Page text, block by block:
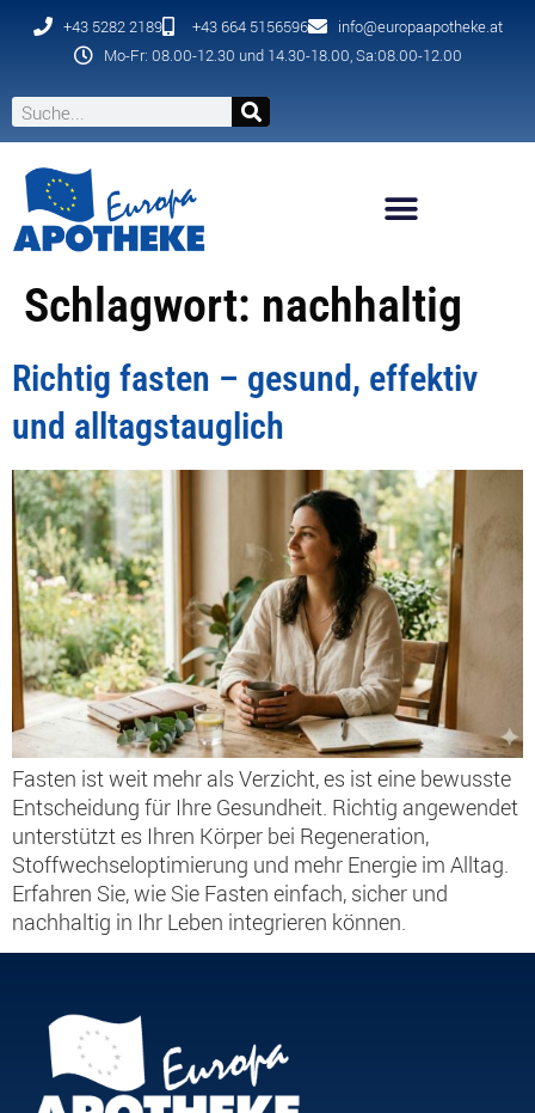
+43 5282 2189 +43 664 5156596
info@europaapotheke.at
Mo-Fr: 08.00-12.30 und 14.30-18.00, Sa:08.00-12.00
Schlagwort: nachhaltig
Richtig fasten – gesund, effektiv
und alltagstauglich
Fasten ist weit mehr als Verzicht, es ist eine bewusste
Entscheidung für Ihre Gesundheit. Richtig angewendet
unterstützt es Ihren Körper bei Regeneration,
Stoffwechseloptimierung und mehr Energie im Alltag.
Erfahren Sie, wie Sie Fasten einfach, sicher und
nachhaltig in Ihr Leben integrieren können.